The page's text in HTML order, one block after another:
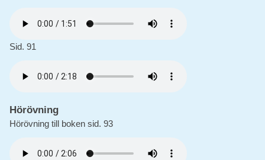
Sid. 91
Hörövning
Hörövning till boken sid. 93